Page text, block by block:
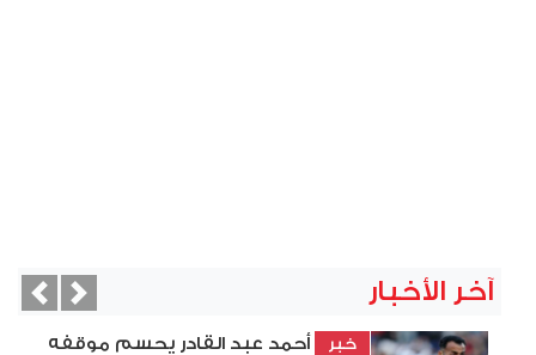
آخر الأخبار
خبر
أحمد عبد القادر يحسم موقفه
Next